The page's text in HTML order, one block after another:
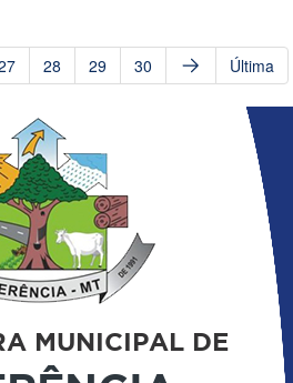
28 29 30 Última
MUNICIPAL DE